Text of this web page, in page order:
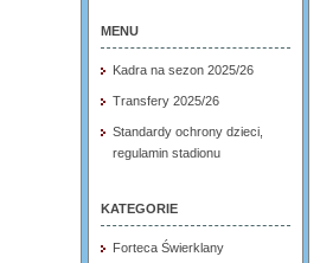
MENU
Kadra na sezon 2025/26
Transfery 2025/26
Standardy ochrony dzieci,
regulamin stadionu
KATEGORIE
Forteca Świerklany